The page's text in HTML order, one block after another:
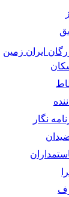
ایران زمین
نگار